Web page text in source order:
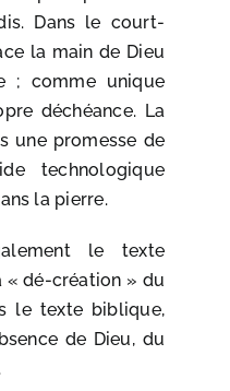
Dans le court-
la main de Dieu
; comme unique
déchéance. La
une promesse de
technologique
la pierre.
le texte
« dé-création » du
le texte biblique,
de Dieu, du